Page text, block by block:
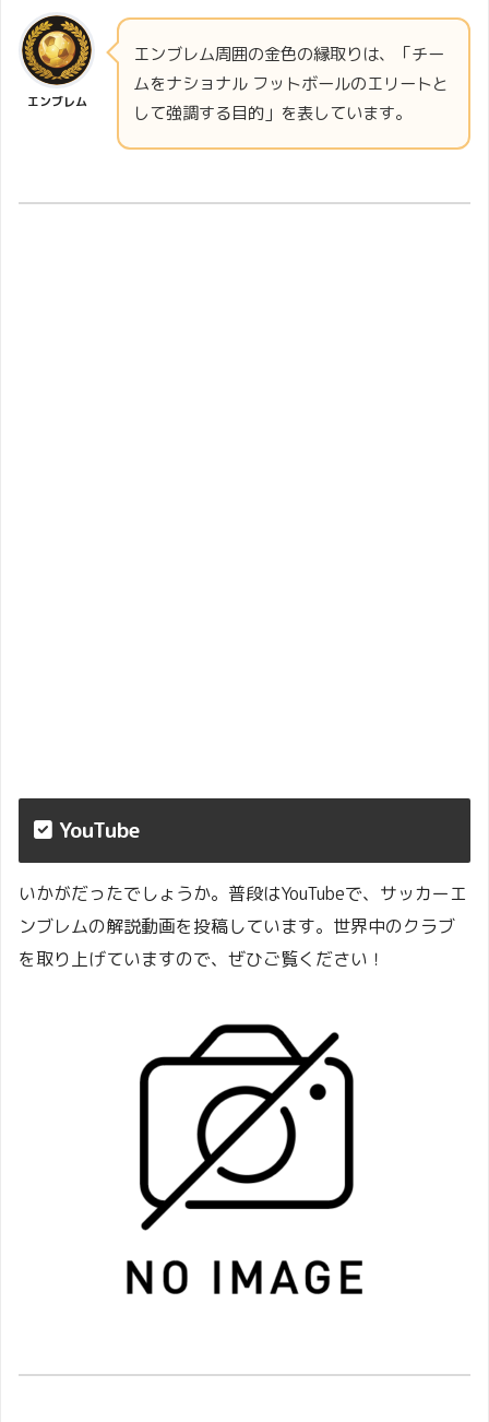
エンブレム
エンブレム周囲の金色の縁取りは、「チー
ムをナショナル フットボールのエリートと
して強調する目的」を表しています。
YouTube
いかがだったでしょうか。普段はYouTubeで、サッカーエ
ンブレムの解説動画を投稿しています。世界中のクラブ
を取り上げていますので、ぜひご覧ください！